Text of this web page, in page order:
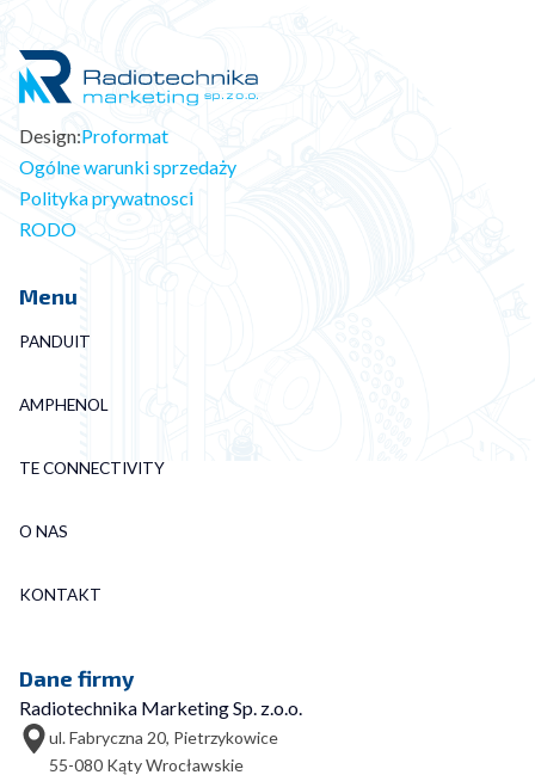
Design:Proformat
Ogólne warunki sprzedaży
Polityka prywatnosci
RODO
Menu
PANDUIT
AMPHENOL
TE CONNECTIVITY
O NAS
KONTAKT
Dane firmy
Radiotechnika Marketing Sp. z.o.o.
ul. Fabryczna 20, Pietrzykowice
55-080 Kąty Wrocławskie